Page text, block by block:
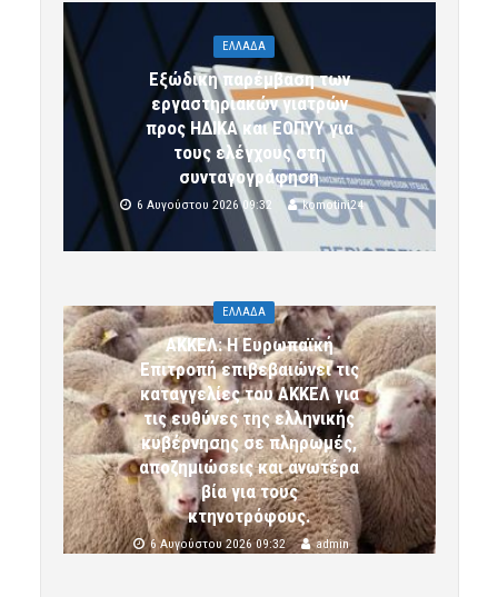
ΕΛΛΑΔΑ
Εξώδικη παρέμβαση των
εργαστηριακών γιατρών
προς ΗΔΙΚΑ και ΕΟΠΥΥ για
τους ελέγχους στη
συνταγογράφηση
6 Αυγούστου 2026 09:32 komotini24
ΕΛΛΑΔΑ
ΑΚΚΕΛ: Η Ευρωπαϊκή
Επιτροπή επιβεβαιώνει τις
καταγγελίες του ΑΚΚΕΛ για
τις ευθύνες της ελληνικής
κυβέρνησης σε πληρωμές,
αποζημιώσεις και ανωτέρα
βία για τους
κτηνοτρόφους.
6 Αυγούστου 2026 09:32 admin